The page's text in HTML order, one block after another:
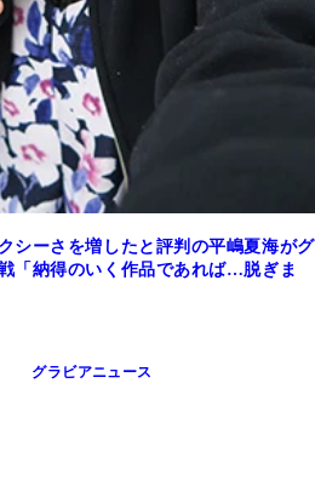
シーさを増したと評判の平嶋夏海がグ
「納得のいく作品であれば…脱ぎま
グラビアニュース